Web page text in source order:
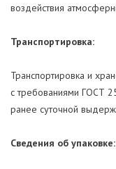
воздействия
Транспортировка:
Транспортировка и
с требованиями ГОСТ
ранее суточной
Сведения об упаковке: